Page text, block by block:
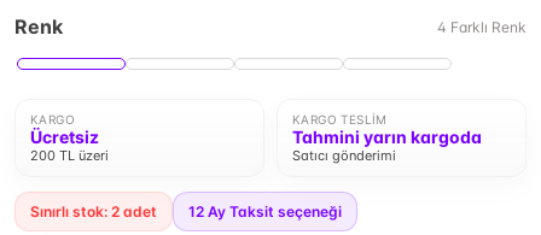
Renk 4 Farklı Renk
KARGO
Ücretsiz
200 TL üzeri
KARGO TESLIM
Tahmini yarın kargoda
Satıcı gönderimi
Sınırlı stok: 2 adet 12 Ay Taksit seçeneği